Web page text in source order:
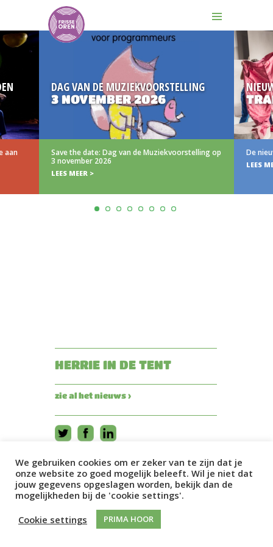
aan
DAG VAN DE MUZIEKVOORSTELLING
3 NOVEMBER 2026
Save the date: Dag van de Muziekvoorstelling op
3 november 2026
LEES MEER >
De
LEES
HERRIE IN DE TENT
zie al het nieuws ›
We gebruiken cookies om er zeker van te zijn dat je
onze website zo goed mogelijk beleeft. Wil je niet dat
jouw gegevens opgeslagen worden, bekijk dan de
mogelijkheden bij de 'cookie settings'.
Cookie settings
PRIMA HOOR